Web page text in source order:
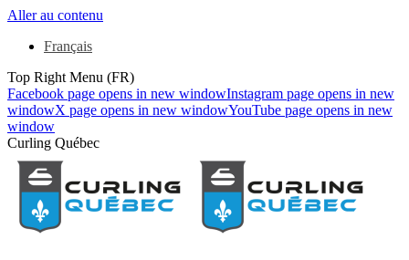
Aller au contenu
Français
Top Right Menu (FR)
Facebook page opens in new windowInstagram page opens in new
windowX page opens in new windowYouTube page opens in new
window
Curling Québec